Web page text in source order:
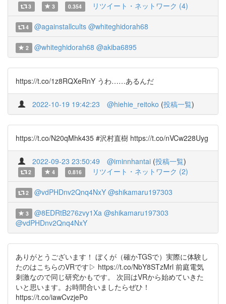
3 3 0.354 リツイート・ネットワーク (4)
4 @againstallcults @whiteghidorah68
2 @whiteghidorah68 @akiba6895
https://t.co/1z8RQXeRnY うわ……あるんだ
2022-10-19 19:42:23 @hiehie_reitoko (投稿一覧)
https://t.co/N20qMhk435 #沢村直樹 https://t.co/nVCw228Uyg
2022-09-23 23:50:49 @iminnhantai (投稿一覧)
2 4 0.816 リツイート・ネットワーク (2)
2 @vdPHDnv2Qnq4NxY @shikamaru197303
3 @8EDRtB276zvy1Xa @shikamaru197303
@vdPHDnv2Qnq4NxY
ありがとうございます！ ぼくが（確かTGSで）実際に体験し
たのはこちらのVRです▷ https://t.co/NbY8STzMrl 前庭電気
刺激なので同じ研究かもです。 次回はVRから始めていきた
いと思います。お時間合いましたらぜひ！
https://t.co/iawCvzjePo